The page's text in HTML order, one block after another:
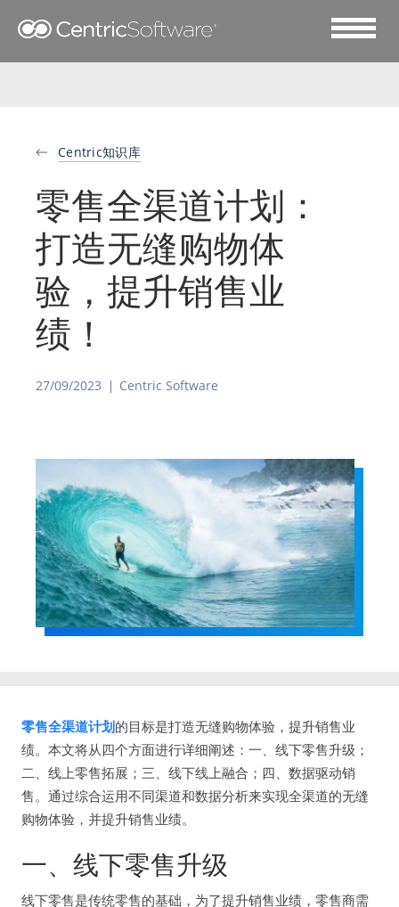
Centric知识库
零售全渠道计划：
打造无缝购物体
验，提升销售业
绩！
27/09/2023 Centric Software
零售全渠道计划的目标是打造无缝购物体验，提升销售业
绩。本文将从四个方面进行详细阐述：一、线下零售升级；
二、线上零售拓展；三、线下线上融合；四、数据驱动销
售。通过综合运用不同渠道和数据分析来实现全渠道的无缝
购物体验，并提升销售业绩。
一、线下零售升级
线下零售是传统零售的基础，为了提升销售业绩，零售商需